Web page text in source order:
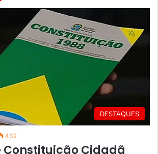
DESTAQUES
432
Constituição Cidadã